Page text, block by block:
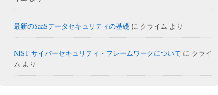
最新のSaaSデータセキュリティの基礎 に クライム より
NIST サイバーセキュリティ・フレームワークについて に クライ
ム より